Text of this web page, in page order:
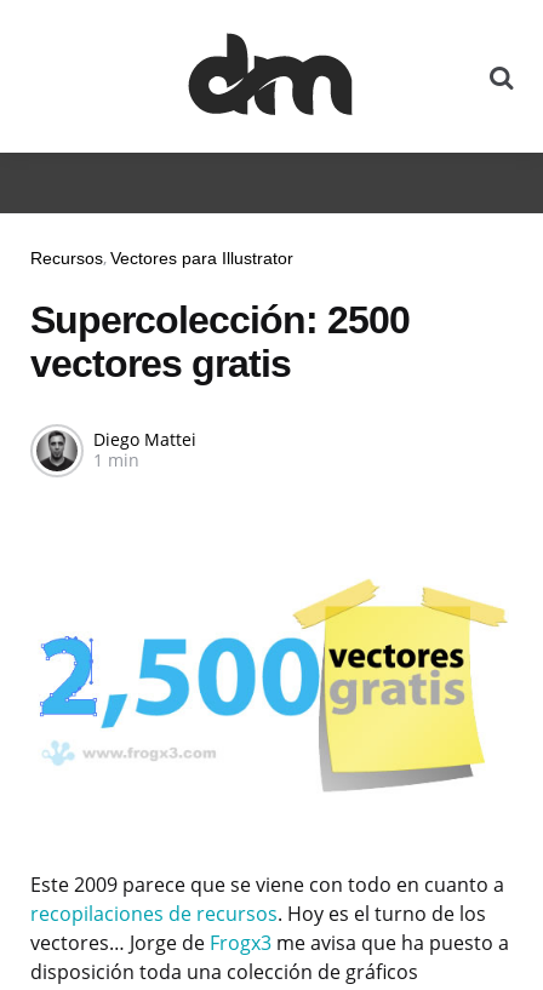
Recursos Vectores para Illustrator
Supercolección: 2500
vectores gratis
Diego Mattei
1 min
Este 2009 parece que se viene con todo en cuanto a
recopilaciones de recursos. Hoy es el turno de los
vectores… Jorge de Frogx3 me avisa que ha puesto a
disposición toda una colección de gráficos